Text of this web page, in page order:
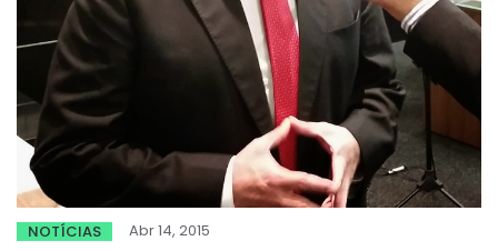
NOTÍCIAS Abr 14, 2015